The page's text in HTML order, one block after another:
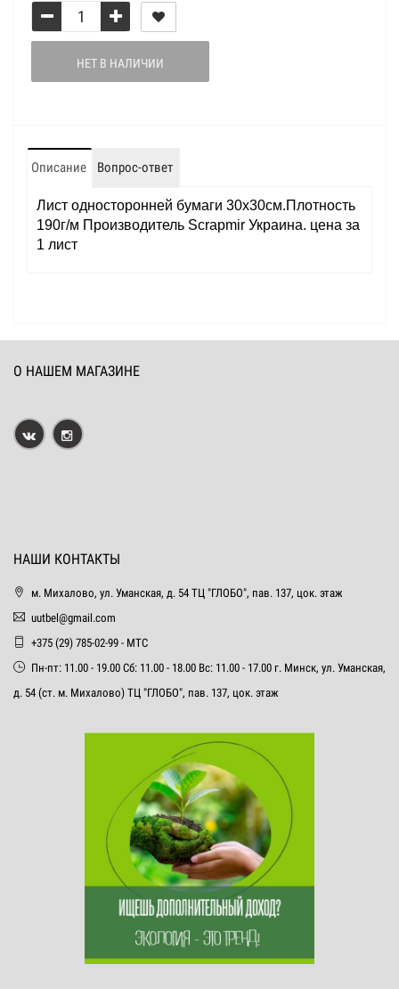
НЕТ В НАЛИЧИИ
Описание Вопрос-ответ
Лист односторонней бумаги 30x30см.Плотность
190г/м Производитель Scrapmir Украина. цена за
1 лист
О НАШЕМ МАГАЗИНЕ
НАШИ КОНТАКТЫ
м. Михалово, ул. Уманская, д. 54 ТЦ "ГЛОБО", пав. 137, цок. этаж
uutbel@gmail.com
+375 (29) 785-02-99 - МТС
Пн-пт: 11.00 - 19.00 Сб: 11.00 - 18.00 Вс: 11.00 - 17.00 г. Минск, ул. Уманская,
д. 54 (ст. м. Михалово) ТЦ "ГЛОБО", пав. 137, цок. этаж